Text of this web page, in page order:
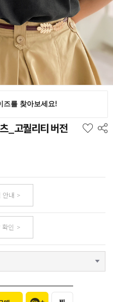
_고퀄리티 버전
안내
인